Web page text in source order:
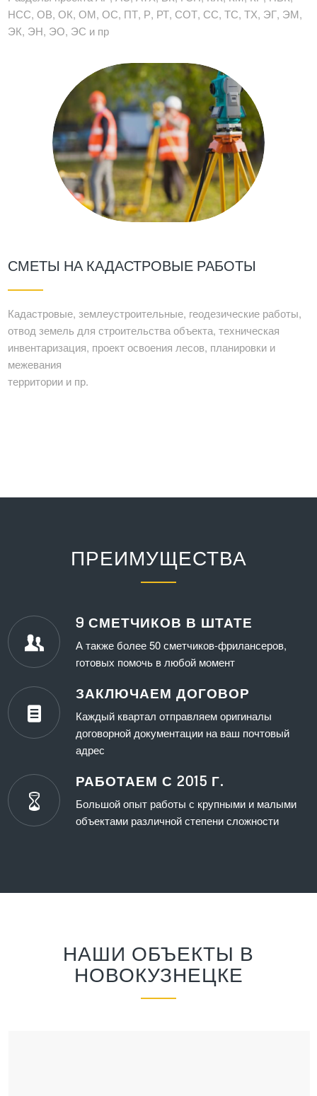
НСС, ОВ, ОК, ОМ, ОС, ПТ, Р, РТ, СОТ, СС, ТС, ТХ, ЭГ, ЭМ,
ЭК, ЭН, ЭО, ЭС и пр
СМЕТЫ НА КАДАСТРОВЫЕ РАБОТЫ
Кадастровые, землеустроительные, геодезические работы,
отвод земель для строительства объекта, техническая
инвентаризация, проект освоения лесов, планировки и
межевания
территории и пр.
ПРЕИМУЩЕСТВА
9 СМЕТЧИКОВ В ШТАТЕ
А также более 50 сметчиков-фрилансеров,
готовых помочь в любой момент
ЗАКЛЮЧАЕМ ДОГОВОР
Каждый квартал отправляем оригиналы
договорной документации на ваш почтовый
адрес
РАБОТАЕМ С 2015 Г.
Большой опыт работы с крупными и малыми
объектами различной степени сложности
НАШИ ОБЪЕКТЫ В
НОВОКУЗНЕЦКЕ